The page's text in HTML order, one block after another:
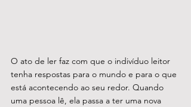
O ato de ler faz com que o indivíduo leitor
tenha respostas para o mundo e para o que
está acontecendo ao seu redor. Quando
uma pessoa lê, ela passa a ter uma nova